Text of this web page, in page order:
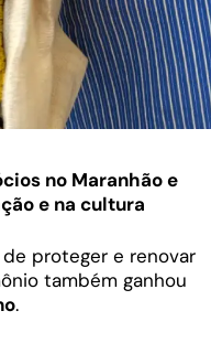
no Maranhão e
e na cultura
proteger e renovar
também ganhou
.